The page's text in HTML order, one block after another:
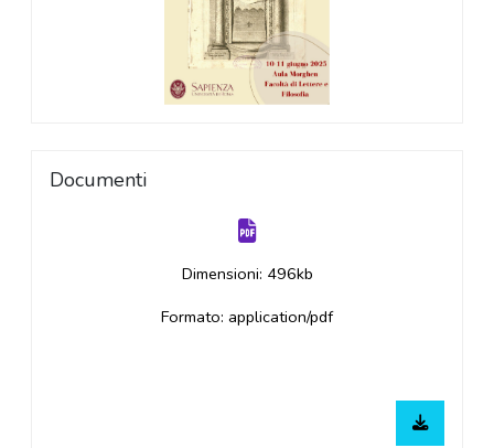
Documenti
Dimensioni: 496kb
Formato: application/pdf